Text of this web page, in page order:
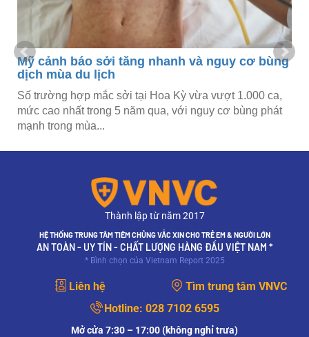
Mỹ cảnh báo sởi tăng nhanh và nguy cơ bùng
dịch mùa du lịch
Số trường hợp mắc sởi tại Hoa Kỳ vừa vượt 1.000 ca,
mức cao nhất trong 5 năm qua, với nguy cơ bùng phát
mạnh trong mùa...
Thành lập từ năm 2017
HỆ THỐNG TRUNG TÂM TIÊM CHỦNG VẮC XIN CHO TRẺ EM & NGƯỜI LỚN
AN TOÀN - UY TÍN - CHẤT LƯỢNG HÀNG ĐẦU VIỆT NAM *
* Bình chọn của Vietnam Report 2025
Liên hệ
Tìm trung tâm VNVC
Hotline: 028 7102 6595
Mở cửa 7:30 – 17:00 (không nghỉ trưa)